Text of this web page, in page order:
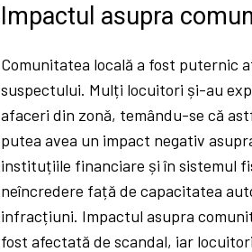
Impactul asupra
Comunitatea locală a fost puternic
suspectului. Mulți locuitori și-au
afaceri din zonă, temându-se că
putea avea un impact negativ
instituțiile financiare și în sistemul
neîncredere față de capacitatea
infracțiuni. Impactul asupra
fost afectată de scandal, iar